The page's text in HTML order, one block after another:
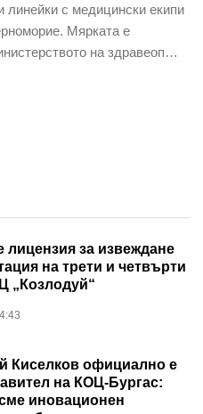
линейки с медицински екипи
Мярката е
на здравеоп…
лицензия за извеждане
на трети и четвърти
„Козлодуй“
Киселков официално е
на КОЦ-Бургас:
иновационен